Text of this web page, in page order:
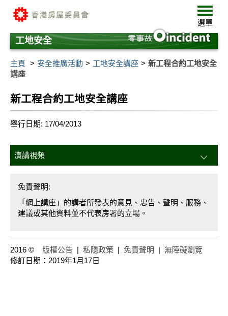
要
內
選
單
選單
工地安全
主頁 安全推廣活動 工地安全講座
新工程合約工地安全
講座
新工程合約工地安全講座
舉行日期: 17/04/2013
演講視頻
免責聲明:
「網上講座」的講者所發表的意見、忠告、聲明、服務、
建議或其他資料並不代表房署的立場。
2016 © 版權公告 | 私隱政策 | 免責聲明 | 無障礙瀏覽
修訂日期：2019年1月17日